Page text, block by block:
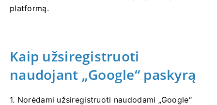
platformą.
Kaip užsiregistruoti
naudojant „Google“ paskyrą
1. Norėdami užsiregistruoti naudodami „Google“